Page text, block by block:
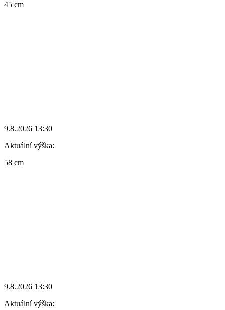
45 cm
9.8.2026 13:30
Aktuální výška:
58 cm
9.8.2026 13:30
Aktuální výška: